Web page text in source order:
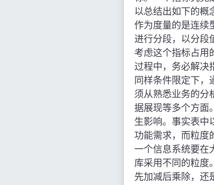
以总结出如下的概
作为度量的是连续
进行分段，以分段
考虑这个指标占用
过程中，务必解决
同样条件限定下
须从熟悉业务的分
据展现等多个方面
生影响。事实表中
功能需求，而粒度
一个信息系统要在
库采用不同的粒度
先加减后乘除，还